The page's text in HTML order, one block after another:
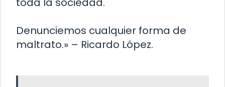
Denunciemos cualquier forma de
maltrato.» – Ricardo López.